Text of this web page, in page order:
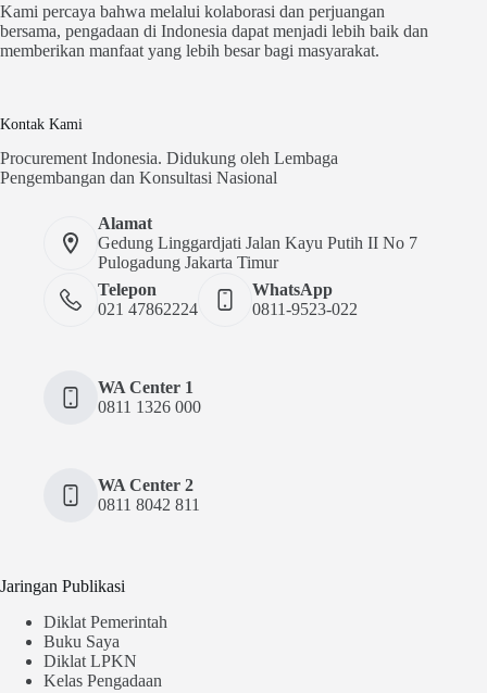
Kami percaya bahwa melalui kolaborasi dan perjuangan
bersama, pengadaan di Indonesia dapat menjadi lebih baik dan
memberikan manfaat yang lebih besar bagi masyarakat.
Kontak Kami
Procurement Indonesia. Didukung oleh Lembaga
Pengembangan dan Konsultasi Nasional
Alamat
Gedung Linggardjati Jalan Kayu Putih II No 7
Pulogadung Jakarta Timur
Telepon
021 47862224
WhatsApp
0811-9523-022
WA Center 1
0811 1326 000
WA Center 2
0811 8042 811
Jaringan Publikasi
Diklat Pemerintah
Buku Saya
Diklat LPKN
Kelas Pengadaan